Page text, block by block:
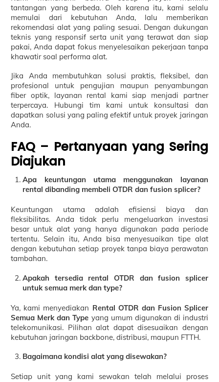
tantangan yang berbeda. Oleh karena itu, kami selalu
memulai dari kebutuhan Anda, lalu memberikan
rekomendasi alat yang paling sesuai. Dengan dukungan
teknis yang responsif serta unit yang terawat dan siap
pakai, Anda dapat fokus menyelesaikan pekerjaan tanpa
khawatir soal performa alat.
Jika Anda membutuhkan solusi praktis, fleksibel, dan
profesional untuk pengujian maupun penyambungan
fiber optik, layanan rental kami siap menjadi partner
terpercaya. Hubungi tim kami untuk konsultasi dan
dapatkan solusi yang paling efektif untuk proyek jaringan
Anda.
FAQ – Pertanyaan yang Sering
Diajukan
Apa keuntungan utama menggunakan layanan
rental dibanding membeli OTDR dan fusion splicer?
Keuntungan utama adalah efisiensi biaya dan
fleksibilitas. Anda tidak perlu mengeluarkan investasi
besar untuk alat yang hanya digunakan pada periode
tertentu. Selain itu, Anda bisa menyesuaikan tipe alat
dengan kebutuhan setiap proyek tanpa biaya perawatan
tambahan.
Apakah tersedia rental OTDR dan fusion splicer
untuk semua merk dan type?
Ya, kami menyediakan Rental OTDR dan Fusion Splicer
Semua Merk dan Type yang umum digunakan di industri
telekomunikasi. Pilihan alat dapat disesuaikan dengan
kebutuhan jaringan backbone, distribusi, maupun FTTH.
Bagaimana kondisi alat yang disewakan?
Setiap unit yang kami sewakan telah melalui proses